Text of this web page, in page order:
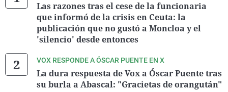
Las razones tras el cese de la funcionaria
que informó de la crisis en Ceuta: la
publicación que no gustó a Moncloa y el
'silencio' desde entonces
VOX RESPONDE A ÓSCAR PUENTE EN X
La dura respuesta de Vox a Óscar Puente tras
su burla a Abascal: "Gracietas de orangután"